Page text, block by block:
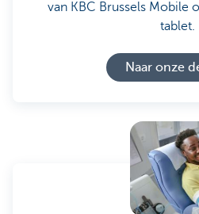
van KBC Brussels Mobile
tablet.
Naar onze